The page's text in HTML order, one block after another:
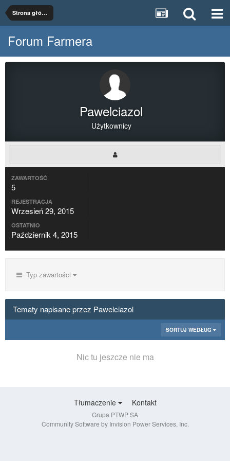
Strona główna
Forum Farmera
Pawelciazol
Użytkownicy
ZAWARTOŚĆ
5
REJESTRACJA
Wrzesień 29, 2015
OSTATNIO
Październik 4, 2015
Typ zawartości
Tematy napisane przez Pawelciazol
SORTUJ WEDŁUG
Nic tu jeszcze nie ma
Tłumaczenie Kontakt
Grupa PTWP SA
Community Software by Invision Power Services, Inc.